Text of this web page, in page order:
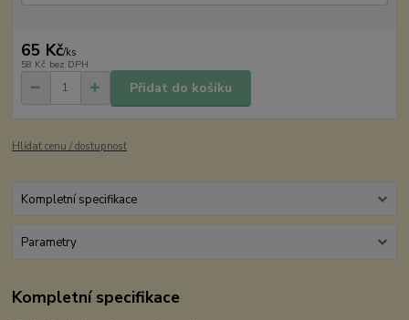
65 Kč/ks
58 Kč bez DPH
Přidat do košíku
Hlídat cenu / dostupnost
Kompletní specifikace
Parametry
Kompletní specifikace